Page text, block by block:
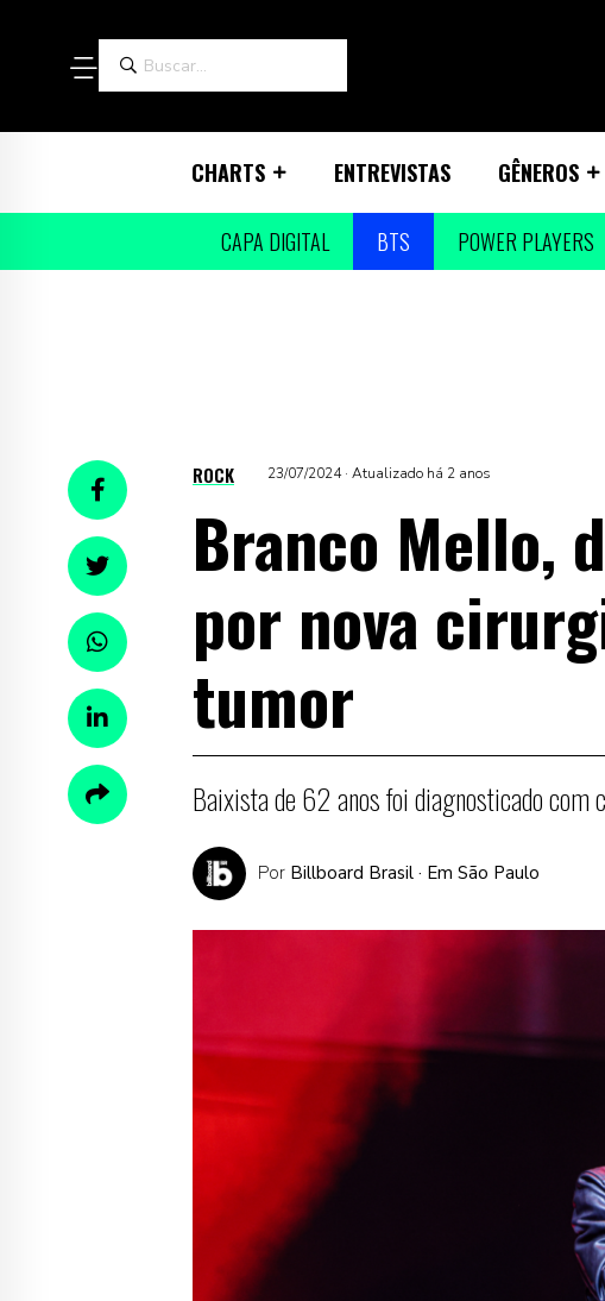
CHARTS ENTREVISTAS GÊNEROS
CAPA DIGITAL BTS POWER PLAYERS
ROCK 23/07/2024 · Atualizado há 2 anos
Branco Mello,
por nova
tumor
Baixista de 62 anos foi diagnosticado com
Por Billboard Brasil · Em São Paulo